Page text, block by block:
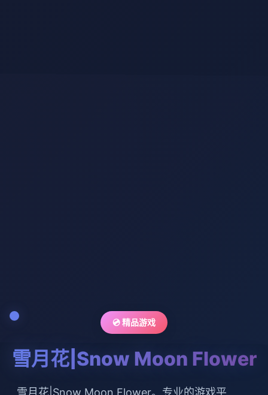
💿 精品游戏
雪月花|Snow Moon Flower
雪月花|Snow Moon Flower。专业的游戏平